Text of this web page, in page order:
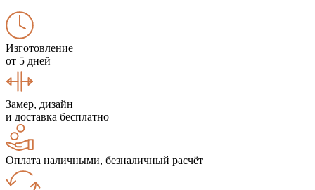
Изготовление
от 5 дней
Замер, дизайн
и доставка бесплатно
Оплата наличными, безналичный расчёт